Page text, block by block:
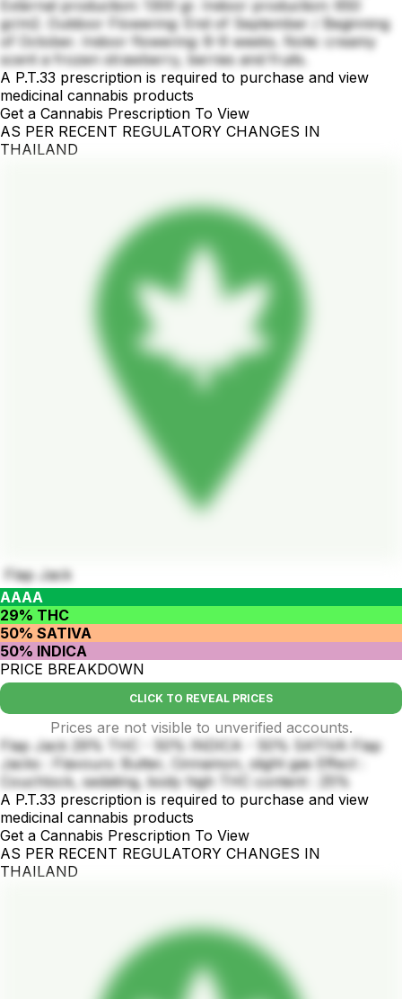
External production: 1300 gr. Indoor production: 650
gr/m2. Outdoor Flowering: End of September / Beginning
of October. Indoor flowering: 8-9 weeks. Note: creamy
scent a frozen strawberry, berries and fruits.
A P.T.33 prescription is required to purchase and view
medicinal cannabis products
Get a Cannabis Prescription To View
AS PER RECENT REGULATORY CHANGES IN
THAILAND
Flap Jack
AAAA
29% THC
50% SATIVA
50% INDICA
PRICE BREAKDOWN
CLICK TO REVEAL PRICES
Prices are not visible to unverified accounts.
Flap Jack 29% THC - 50% INDICA - 50% SATIVA Flap
Jacks : Flavours: Butter, Cinnamon, slight gas Effect :
Couchlock, sedating, body high THC content : 25%
A P.T.33 prescription is required to purchase and view
medicinal cannabis products
Get a Cannabis Prescription To View
AS PER RECENT REGULATORY CHANGES IN
THAILAND